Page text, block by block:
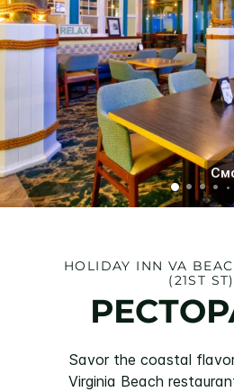
HOLIDAY INN VA
(21ST ST)
Savor the coastal
Virginia Beach